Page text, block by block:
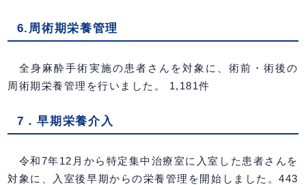
6.周術期栄養管理
全身麻酔手術実施の患者さんを対象に、術前・術後の
周術期栄養管理を行いました。 1,181件
7．早期栄養介入
令和7年12月から特定集中治療室に入室した患者さんを
対象に、入室後早期からの栄養管理を開始しました。443